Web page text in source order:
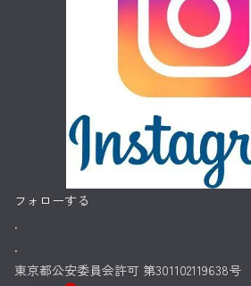
フォローする
.
.
東京都公安委員会許可 第301102119638号